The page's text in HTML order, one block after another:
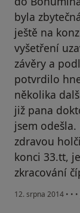
byla
ještě na
vyšetření
závěry a
potvrdilo
několika
již pana
jsem
zdravou
konci 33.tt,
zkracování
12. srpna 2014 • • •